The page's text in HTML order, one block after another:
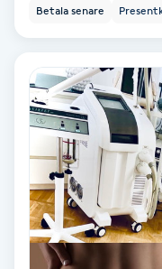
Nagelförlängning
Nagelförstärkning
Nagelklippning
Nagelsvamp
Nageltrång
Betala senare